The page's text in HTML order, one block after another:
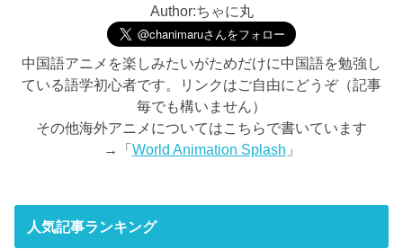
Author:ちゃに丸
中国語アニメを楽しみたいがためだけに中国語を勉強し
ている語学初心者です。リンクはご自由にどうぞ（記事
毎でも構いません）
その他海外アニメについてはこちらで書いています
→「World Animation Splash 」
人気記事ランキング